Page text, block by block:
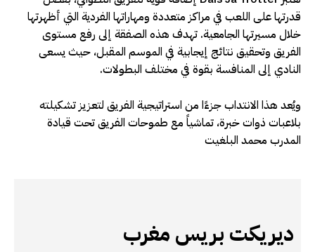
قدرتها على اللعب في مراكز متعددة ومهاراتها الفردية التي أظهرتها
خلال مسيرتها الجامعية. تهدف هذه الصفقة إلى رفع مستوى
الفريق وتحقيق نتائج إيجابية في الموسم المقبل، حيث يسعى
النادي إلى المنافسة بقوة في مختلف البطولات.
ويُعد هذا الانتداب جزءًا من استراتيجية الفريق لتعزيز تشكيلته
بلاعبات ذوات خبرة، تماشياً مع طموحات الفريق تحت قيادة
المدرب محمد البلغيت
ديريكت بريس مغرب